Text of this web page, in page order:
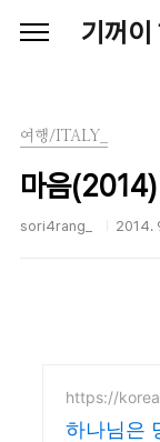
기꺼이
여행/ITALY_
마음(2014)
sori4rang_ 2014.
https://
하나님은